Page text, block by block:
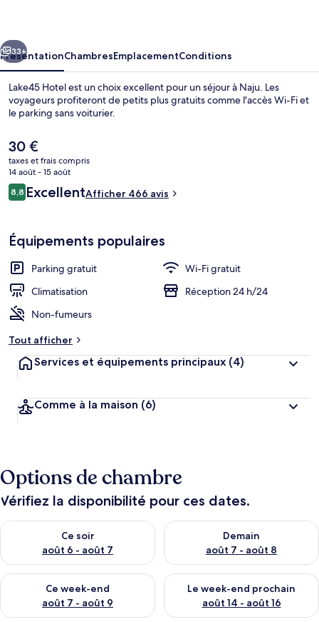
Suivant
33+
PrésentationChambresEmplacementConditions
Lake45 Hotel est un choix excellent pour un séjour à Naju. Les
voyageurs profiteront de petits plus gratuits comme l'accès Wi-Fi et
le parking sans voiturier.
Le
prix
actuel
est
de
30 €
taxes et frais compris
14 août - 15 août
Avis
voyageurs
8,88,8 sur 10
ExcellentAfficher 466 avis
Équipements populaires
Parking gratuit
Wi-Fi gratuit
Climatisation
Réception 24 h/24
Non-fumeurs
Tout afficher
Services et équipements principaux (4)
Comme à la maison (6)
Options de chambre
Vérifiez la disponibilité pour ces dates.
Ce soir
août 6 - août 7
Vérifier la disponibilité pour ce soir août 6 - août 7
Demain
août 7 - août 8
Vérifier la disponibilité pour
Ce week-end
août 7 - août 9
Vérifier la disponibilité pour ce week-end août 7 - août 9
Le week-end prochain
août 14 - août 16
Vérifier la disponibilité pour